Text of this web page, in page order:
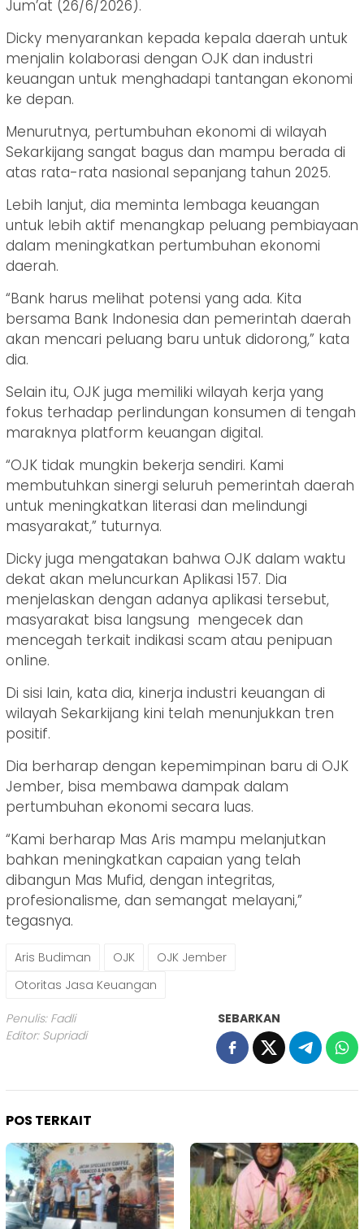
Jum’at (26/6/2026).
Dicky menyarankan kepada kepala daerah untuk
menjalin kolaborasi dengan OJK dan industri
keuangan untuk menghadapi tantangan ekonomi
ke depan.
Menurutnya, pertumbuhan ekonomi di wilayah
Sekarkijang sangat bagus dan mampu berada di
atas rata-rata nasional sepanjang tahun 2025.
Lebih lanjut, dia meminta lembaga keuangan
untuk lebih aktif menangkap peluang pembiayaan
dalam meningkatkan pertumbuhan ekonomi
daerah.
“Bank harus melihat potensi yang ada. Kita
bersama Bank Indonesia dan pemerintah daerah
akan mencari peluang baru untuk didorong,” kata
dia.
Selain itu, OJK juga memiliki wilayah kerja yang
fokus terhadap perlindungan konsumen di tengah
maraknya platform keuangan digital.
“OJK tidak mungkin bekerja sendiri. Kami
membutuhkan sinergi seluruh pemerintah daerah
untuk meningkatkan literasi dan melindungi
masyarakat,” tuturnya.
Dicky juga mengatakan bahwa OJK dalam waktu
dekat akan meluncurkan Aplikasi 157. Dia
menjelaskan dengan adanya aplikasi tersebut,
masyarakat bisa langsung mengecek dan
mencegah terkait indikasi scam atau penipuan
online.
Di sisi lain, kata dia, kinerja industri keuangan di
wilayah Sekarkijang kini telah menunjukkan tren
positif.
Dia berharap dengan kepemimpinan baru di OJK
Jember, bisa membawa dampak dalam
pertumbuhan ekonomi secara luas.
“Kami berharap Mas Aris mampu melanjutkan
bahkan meningkatkan capaian yang telah
dibangun Mas Mufid, dengan integritas,
profesionalisme, dan semangat melayani,”
tegasnya.
Aris Budiman OJK
OJK Jember
Otoritas Jasa Keuangan
Penulis: Fadli
Editor: Supriadi
SEBARKAN
POS TERKAIT